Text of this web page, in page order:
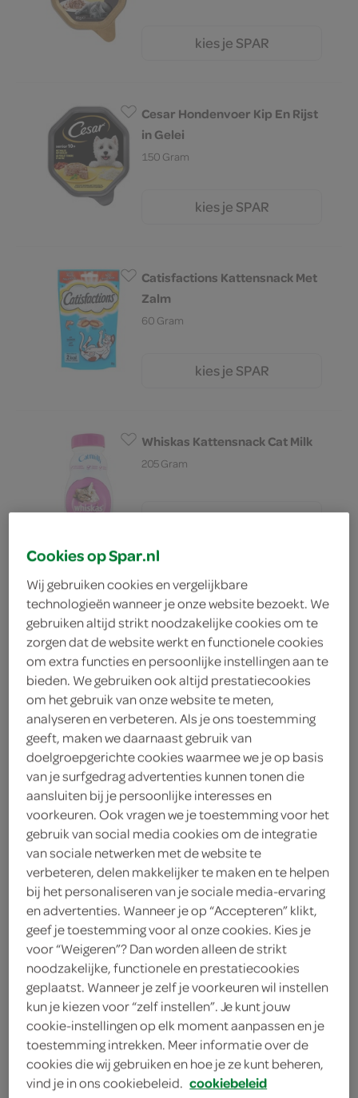
kies je SPAR
Cesar Hondenvoer Kip En Rijst
in Gelei
150 Gram
kies je SPAR
Catisfactions Kattensnack Met
Zalm
60 Gram
kies je SPAR
Whiskas Kattensnack Cat Milk
205 Gram
kies je SPAR
Whiskas Kattenvoer Rund In
Saus
400 Gram
2.95 kies je SPAR
Cesar Hondenvoer Met
Kalfsvlees En Gevogelte
150 Gram
1.99 kies je SPAR
Cesar Hondenvoer Met
Rundvlees
1.99 kies je SPAR
Cesar Hondenvoer Met Kip
Cookies op Spar.nl
Wij gebruiken cookies en vergelijkbare
technologieën wanneer je onze website bezoekt. We
gebruiken altijd strikt noodzakelijke cookies om te
zorgen dat de website werkt en functionele cookies
om extra functies en persoonlijke instellingen aan te
bieden. We gebruiken ook altijd prestatiecookies
om het gebruik van onze website te meten,
analyseren en verbeteren. Als je ons toestemming
geeft, maken we daarnaast gebruik van
doelgroepgerichte cookies waarmee we je op basis
van je surfgedrag advertenties kunnen tonen die
aansluiten bij je persoonlijke interesses en
voorkeuren. Ook vragen we je toestemming voor het
gebruik van social media cookies om de integratie
van sociale netwerken met de website te
verbeteren, delen makkelijker te maken en te helpen
bij het personaliseren van je sociale media-ervaring
en advertenties. Wanneer je op “Accepteren” klikt,
geef je toestemming voor al onze cookies. Kies je
voor “Weigeren”? Dan worden alleen de strikt
noodzakelijke, functionele en prestatiecookies
geplaatst. Wanneer je zelf je voorkeuren wil instellen
kun je kiezen voor “zelf instellen”. Je kunt jouw
cookie-instellingen op elk moment aanpassen en je
toestemming intrekken. Meer informatie over de
cookies die wij gebruiken en hoe je ze kunt beheren,
vind je in ons cookiebeleid. cookiebeleid